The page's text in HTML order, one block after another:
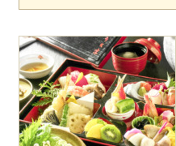
お知らせ
スタッフブログ
求人情報
会社概要